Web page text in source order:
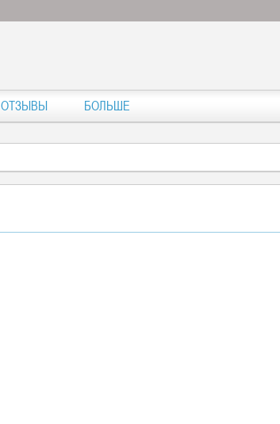
ОТЗЫВЫ БОЛЬШЕ